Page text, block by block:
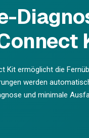
Kit ermöglicht die
werden
und minimale